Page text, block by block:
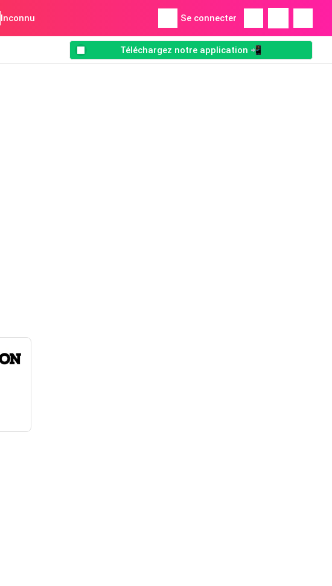
Inconnu Se connecter
Téléchargez notre application 📲